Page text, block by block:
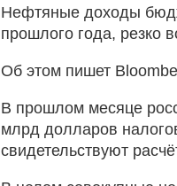
Нефтяные доходы
прошлого года, резко
Об этом пишет
В прошлом месяце
млрд долларов
свидетельствуют